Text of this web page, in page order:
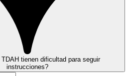
tienen dificultad para seguir
instrucciones?